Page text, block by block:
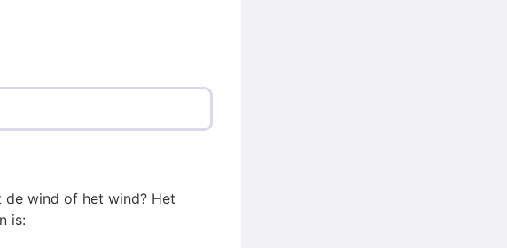
wind of het wind? Het
is: